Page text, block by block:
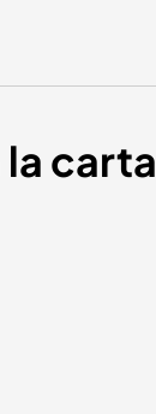
carta